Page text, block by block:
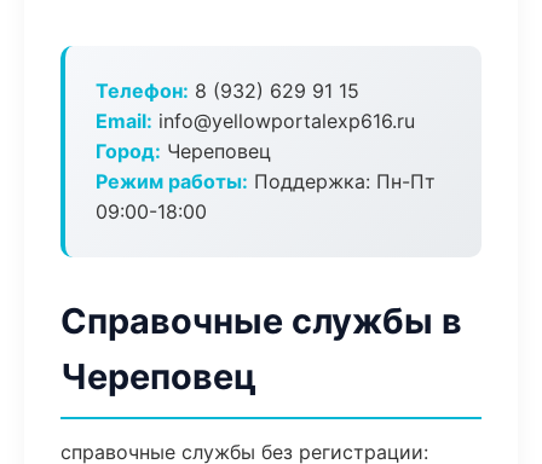
Телефон: 8 (932) 629 91 15
Email: info@yellowportalexp616.ru
Город: Череповец
Режим работы: Поддержка: Пн-Пт
09:00-18:00
Справочные службы в
Череповец
справочные службы без регистрации: